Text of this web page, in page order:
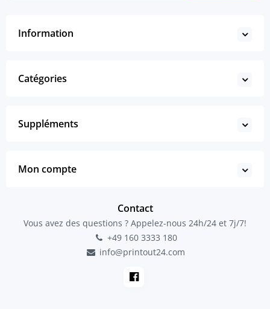
Information
Catégories
Suppléments
Mon compte
Contact
Vous avez des questions ? Appelez-nous 24h/24 et 7j/7!
+49 160 3333 180
info@printout24.com